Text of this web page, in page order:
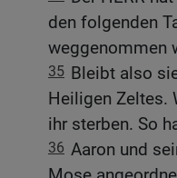
den folgenden
weggenommen
35 Bleibt also
Heiligen Zeltes.
ihr sterben. So
36 Aaron und